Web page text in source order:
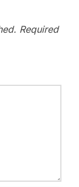
Required